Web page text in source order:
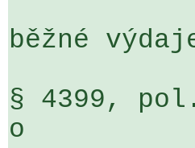
běžné
§ 4399,
o